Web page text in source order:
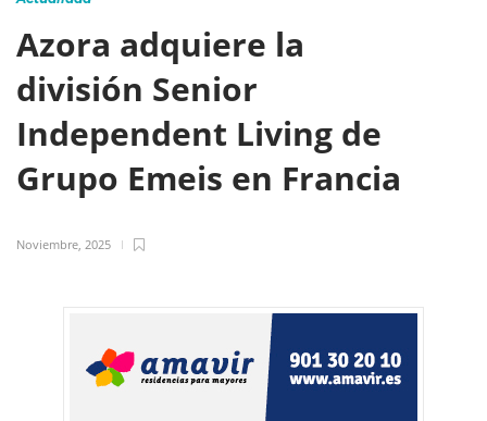
Azora adquiere la
división Senior
Independent Living de
Grupo Emeis en Francia
Noviembre, 2025